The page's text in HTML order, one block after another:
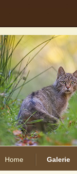
Home Galerie